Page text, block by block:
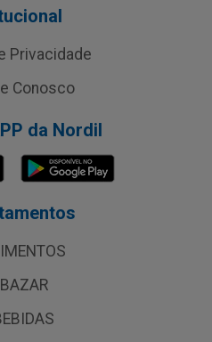
Privacidade
Conosco
da Nordil
BAZAR